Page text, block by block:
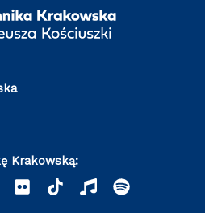
Krakowską: